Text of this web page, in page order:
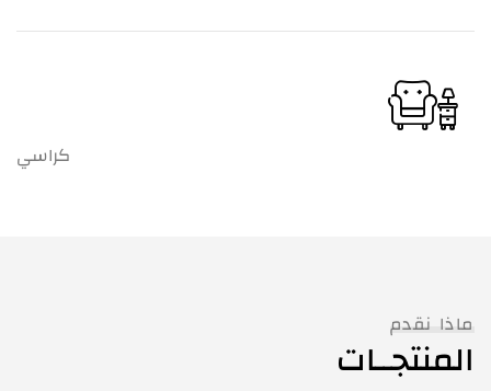
كراسي
ماذا نقدم
المنتجــات